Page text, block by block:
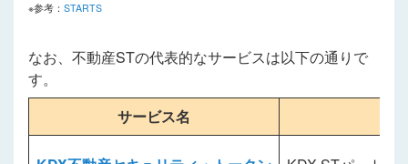
※参考： STARTS
なお、不動産STの代表的なサービスは以下の通りで
す。
サービス名